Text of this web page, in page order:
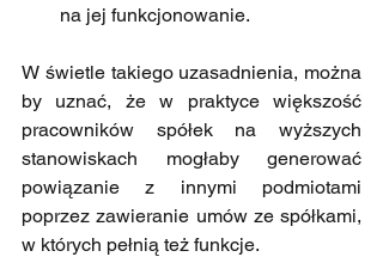
na jej funkcjonowanie.
W świetle takiego uzasadnienia, można
by uznać, że w praktyce większość
pracowników spółek na wyższych
stanowiskach mogłaby generować
powiązanie z innymi podmiotami
poprzez zawieranie umów ze spółkami,
w których pełnią też funkcje.